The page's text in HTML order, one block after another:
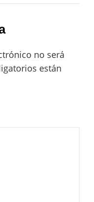
no será
están